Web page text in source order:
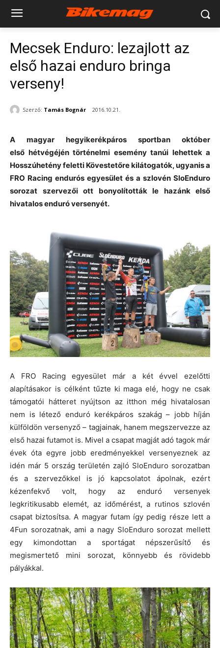
Mecsek Enduro: lezajlott az
első hazai enduro bringa
verseny!
Szerző: Tamás Bognár 2016.10.21.
A magyar hegyikerékpáros sportban október
első hétvégéjén történelmi esemény tanúi lehettek a
Hosszúhetény feletti Kövestetőre kilátogatók, ugyanis a
FRO Racing endurós egyesület és a szlovén SloEnduro
sorozat szervezői ott bonyolították le hazánk első
hivatalos enduró versenyét.
A FRO Racing egyesület már a két évvel ezelőtti
alapításakor is célként tűzte ki maga elé, hogy ne csak
támogatói hátteret nyújtson az itthon még hivatalosan
nem is létező enduró kerékpáros szakág – jobb híján
külföldön versenyző – tagjainak, hanem megszervezze az
első hazai futamot is. Mivel a csapat magját adó tagok már
évek óta egyre jobb eredményekkel versenyeznek az
idén már 5 ország területén zajló SloEnduro sorozatban
és a szervezőkkel is jó kapcsolatot ápolnak, ezért
kézenfekvő volt, hogy az enduró versenyek
legkritikusabb elemét, az időmérést, a rutinos szlovén
csapat biztosítsa. A magyar futam így pedig része lett a
4Fun sorozatnak, ami a nagy SloEnduro sorozat mellett
egy kimondottan a sportágat népszerűsítő és
megismertető mini sorozat, könnyebb és rövidebb
pályákkal.